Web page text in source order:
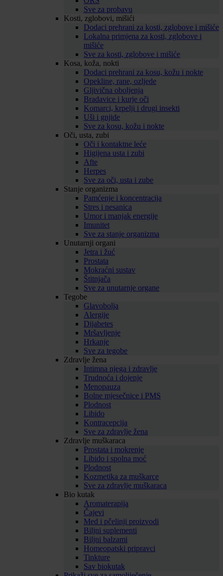
Sve za probavu
Kosti, zglobovi, mišići
Dodaci prehrani za kosti, zglobove i mišiće
Lokalna primjena za kosti, zglobove i
mišiće
Sve za kosti, zglobove i mišiće
Kosa, koža, nokti
Dodaci prehrani za kosu, kožu i nokte
Opekline, rane, ozljede
Gljivična oboljenja
Bradavice i kurje oči
Komarci, krpelji i drugi insekti
Uši i gnjide
Sve za kosu, kožu i nokte
Oči, usta, zubi
Oči i kontaktne leće
Higijena usta i zubi
Afte
Herpes
Sve za oči, usta i zube
Stanje organizma
Pamćenje i koncentracija
Stres i nesanica
Umor i manjak energije
Imunitet
Sve za stanje organizma
Unutarnji organi
Jetra i žuć
Prostata
Mokraćni sustav
Štitnjača
Sve za unutarnje organe
Tegobe
Glavobolja
Alergije
Dijabetes
Mršavljenje
Hrkanje
Sve za tegobe
Zdravlje žena
Intimna njega i zdravlje
Trudnoća i dojenje
Menopauza
Bolne mjesečnice i PMS
Plodnost
Libido
Kontracepcija
Sve za zdravlje žena
Zdravlje muškaraca
Prostata i mokrenje
Libido i spolna moć
Plodnost
Kozmetika za muškarce
Sve za zdravlje muškaraca
Bio kutak
Aromaterapija
Čajevi
Med i pčelinji proizvodi
Biljni suplementi
Biljni balzami
Homeopatski pripravci
Tinkture
Sav biokutak